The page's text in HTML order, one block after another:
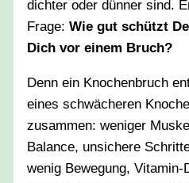
dichter oder dünner sind.
Frage:Wie gut schützt
Dich vor einem Bruch?
Denn ein Knochenbruch
eines schwächeren
zusammen: weniger
Balance, unsichere
wenig Bewegung,